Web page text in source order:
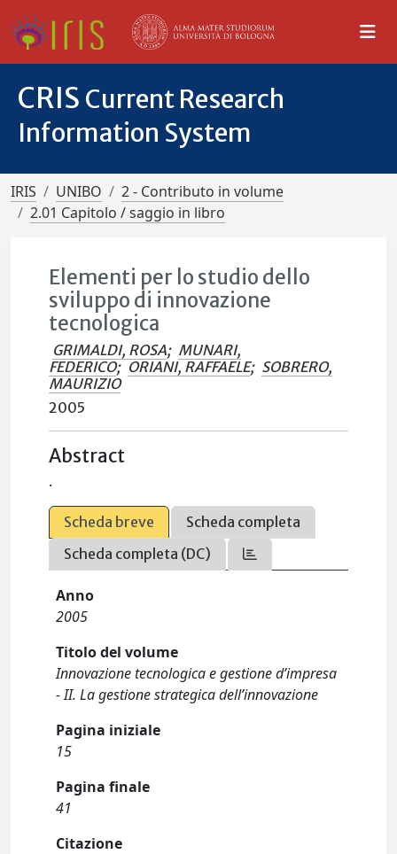
CRIS Current Research
Information System
IRIS UNIBO
2 - Contributo in volume
2.01 Capitolo / saggio in libro
Elementi per lo studio dello
sviluppo di innovazione
tecnologica
GRIMALDI, ROSA; MUNARI,
FEDERICO; ORIANI, RAFFAELE; SOBRERO,
MAURIZIO
2005
Abstract
.
Scheda breve
Scheda completa
Scheda completa (DC)
Anno
2005
Titolo del volume
Innovazione tecnologica e gestione d’impresa
- II. La gestione strategica dell’innovazione
Pagina iniziale
15
Pagina finale
41
Citazione